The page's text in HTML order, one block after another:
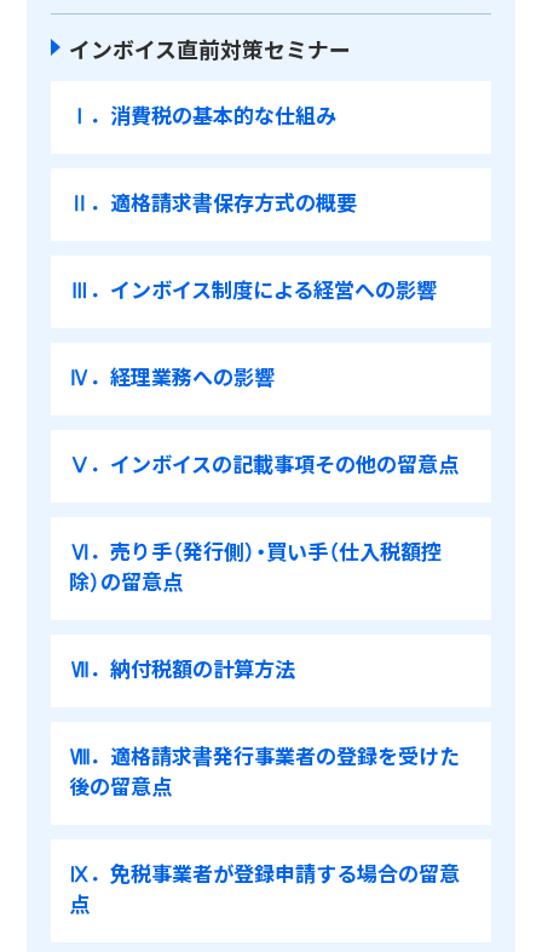
インボイス直前対策セミナー
Ⅰ．消費税の基本的な仕組み
Ⅱ．適格請求書保存方式の概要
Ⅲ．インボイス制度による経営への影響
Ⅳ．経理業務への影響
Ⅴ．インボイスの記載事項その他の留意点
Ⅵ．売り手（発行側）・買い手（仕入税額控
除）の留意点
Ⅶ．納付税額の計算方法
Ⅷ．適格請求書発行事業者の登録を受けた
後の留意点
Ⅸ．免税事業者が登録申請する場合の留意
点